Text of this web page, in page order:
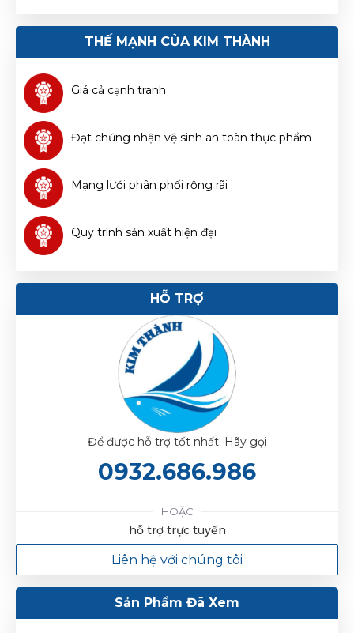
(096500****) đã quan tâm sản phẩm
chấm cá cơm Kim Thành CHAI 2 Lít
(Đánh giá 1 năm trước)
HN
Hoàng Ngân
muốn mua hàng chuẩn sịn phải mua ở đây, nhiều bên
lương lẹo còn ở đây mua lần 3 rồi rất ok
THẾ MẠNH CỦA KIM THÀNH
Giá cả cạnh tranh
Đạt chứng nhận vệ sinh an toàn thực phẩm
Mạng lưới phân phối rộng rãi
Quy trình sản xuất hiện đại
HỖ TRỢ
Để được hỗ trợ tốt nhất. Hãy gọi
0932.686.986
HOẶC
hỗ trợ trực tuyến
Liên hệ với chúng tôi
Sản Phẩm Đã Xem